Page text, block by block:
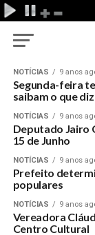
NOTÍCIAS 9 anos
Segunda-feira
saibam o que
NOTÍCIAS 9 anos
Deputado Jairo
15 de Junho
NOTÍCIAS 9 anos
Prefeito
populares
NOTÍCIAS 9 anos
Vereadora
Centro Cultural